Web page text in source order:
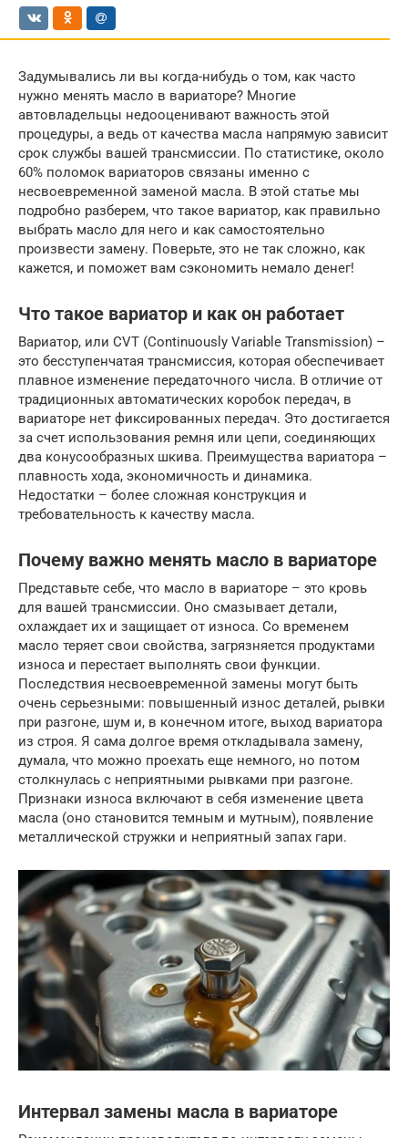
Задумывались ли вы когда-нибудь о том, как часто
нужно менять масло в вариаторе? Многие
автовладельцы недооценивают важность этой
процедуры, а ведь от качества масла напрямую зависит
срок службы вашей трансмиссии. По статистике, около
60% поломок вариаторов связаны именно с
несвоевременной заменой масла. В этой статье мы
подробно разберем, что такое вариатор, как правильно
выбрать масло для него и как самостоятельно
произвести замену. Поверьте, это не так сложно, как
кажется, и поможет вам сэкономить немало денег!
Что такое вариатор и как он работает
Вариатор, или CVT (Continuously Variable Transmission) –
это бесступенчатая трансмиссия, которая обеспечивает
плавное изменение передаточного числа. В отличие от
традиционных автоматических коробок передач, в
вариаторе нет фиксированных передач. Это достигается
за счет использования ремня или цепи, соединяющих
два конусообразных шкива. Преимущества вариатора –
плавность хода, экономичность и динамика.
Недостатки – более сложная конструкция и
требовательность к качеству масла.
Почему важно менять масло в вариаторе
Представьте себе, что масло в вариаторе – это кровь
для вашей трансмиссии. Оно смазывает детали,
охлаждает их и защищает от износа. Со временем
масло теряет свои свойства, загрязняется продуктами
износа и перестает выполнять свои функции.
Последствия несвоевременной замены могут быть
очень серьезными: повышенный износ деталей, рывки
при разгоне, шум и, в конечном итоге, выход вариатора
из строя. Я сама долгое время откладывала замену,
думала, что можно проехать еще немного, но потом
столкнулась с неприятными рывками при разгоне.
Признаки износа включают в себя изменение цвета
масла (оно становится темным и мутным), появление
металлической стружки и неприятный запах гари.
Интервал замены масла в вариаторе